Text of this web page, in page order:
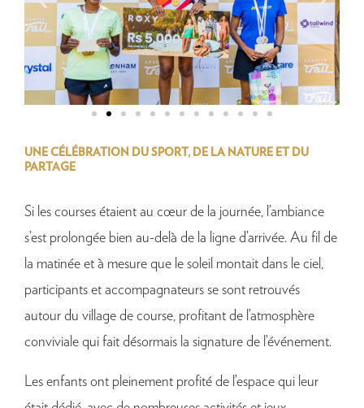
UNE CÉLÉBRATION DU SPORT, DE LA NATURE ET DU
PARTAGE
Si les courses étaient au cœur de la journée, l’ambiance
s’est prolongée bien au-delà de la ligne d’arrivée. Au fil de
la matinée et à mesure que le soleil montait dans le ciel,
participants et accompagnateurs se sont retrouvés
autour du village de course, profitant de l’atmosphère
conviviale qui fait désormais la signature de l’événement.
Les enfants ont pleinement profité de l’espace qui leur